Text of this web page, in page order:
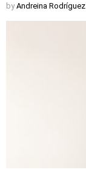
by Andreina Rodríguez